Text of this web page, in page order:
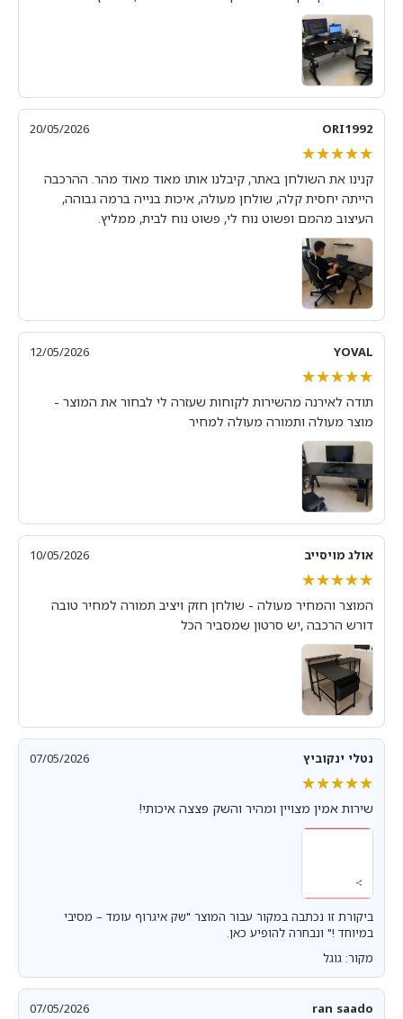
ORI1992
20/05/2026
★★★★★
★★★★★
קנינו את השולחן באתר, קיבלנו אותו מאוד מאוד מהר. ההרכבה
הייתה יחסית קלה, שולחן מעולה, איכות בנייה ברמה גבוהה,
העיצוב מהמם ופשוט נוח לי, פשוט נוח לבית, ממליץ.
YOVAL
12/05/2026
★★★★★
★★★★★
תודה לאירנה מהשירות לקוחות שעזרה לי לבחור את המוצר -
מוצר מעולה ותמורה מעולה למחיר
אולג מויסייב 10/05/2026
★★★★★
★★★★★
המוצר והמחיר מעולה - שולחן חזק ויציב תמורה למחיר טובה
דורש הרכבה ,יש סרטון שמסביר הכל
נטלי ינקוביץ 07/05/2026
★★★★★
★★★★★
שירות אמין מצויין ומהיר והשק פצצה איכותי!
ביקורת זו נכתבה במקור עבור המוצר "שק איגרוף עומד – מסיבי
במיוחד !" ונבחרה להופיע כאן.
מקור: גוגל
ran saado
07/05/2026